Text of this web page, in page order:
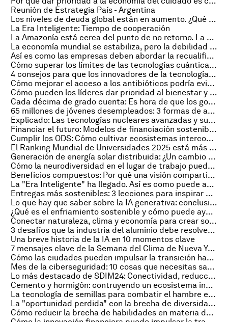
Reunión de Estrategia País - Argentina
Los niveles de deuda global están en aumento. ¿Qué tan preocupados deberíamos estar?
La Era Inteligente: Tiempo de cooperación
La Amazonía está cerca del punto de no retorno. La COP16 es una oportunidad crucial para actuar
La economía mundial se estabiliza, pero la debilidad persiste: las perspectivas económicas, según los economistas jefe
Así es como las empresas deben abordar la recualificación para la IA
Cómo superar los límites de las tecnologías cuánticas para equilibrar la cooperación global con la soberanía nacional
4 consejos para que los innovadores de la tecnología mejoren su relación con los inversores
Cómo mejorar el acceso a los antibióticos podría evitar 50 millones de muertes
Cómo pueden los líderes dar prioridad al bienestar y la salud mental en el lugar de trabajo
Cada décima de grado cuenta: Es hora de que los gobiernos y las empresas dupliquen la acción por el clima
65 millones de jóvenes desempleados: 3 formas de abordar la crisis de desempleo y construir una fuerza laboral resiliente
Explicado: Las tecnologías nucleares avanzadas y su papel en la transición energética
Financiar el futuro: Modelos de financiación sostenibles para contribuir a la lucha contra la resistencia a los antimicrobianos
Cumplir los ODS: Cómo cultivar ecosistemas interconectados puede ayudarnos a recuperar el rumbo
El Ranking Mundial de Universidades 2025 está más internacional - y el Sur Global avanza
Generación de energía solar distribuida: ¿Un cambio de juego para las economías emergentes?
Cómo la neurodiversidad en el lugar de trabajo puede impulsar el éxito empresarial
Beneficios compuestos: Por qué una visión compartida es clave para una industria química más sostenible
La "Era Inteligente" ha llegado. Así es como puede acelerar el progreso de los ODS
Entregas más sostenibles: 3 lecciones para inspirar a las ciudades del Sur Global
Lo que hay que saber sobre la IA generativa: conclusiones del Foro Económico Mundial
¿Qué es el enfriamiento sostenible y cómo puede ayudar a enfrentar la crisis climática?
Conectar naturaleza, clima y economía para crear soluciones globales de sostenibilidad
3 desafíos que la industria del aluminio debe resolver para descarbonizarse más rápido
Una breve historia de la IA en 10 momentos clave
7 mensajes clave de la Semana del Clima de Nueva York 2024
Cómo las ciudades pueden impulsar la transición hacia el vehículo eléctrico
Mes de la ciberseguridad: 10 cosas que necesitas saber en 2024
Lo más destacado de SDIM24: Conectividad, reducción de la brecha y algunas estadísticas sorprendentes
Cemento y hormigón: contruyendo un ecosistema innovador basado en clústeres industriales
La tecnología de semillas para combatir el hambre está en el horizonte, pero ¿llegará a los agricultores que más la necesitan?
La "oportunidad perdida" con la brecha de diversidad lingüística de la IA
Cómo reducir la brecha de habilidades en materia de sostenibilidad en las cadenas de valor mundiales